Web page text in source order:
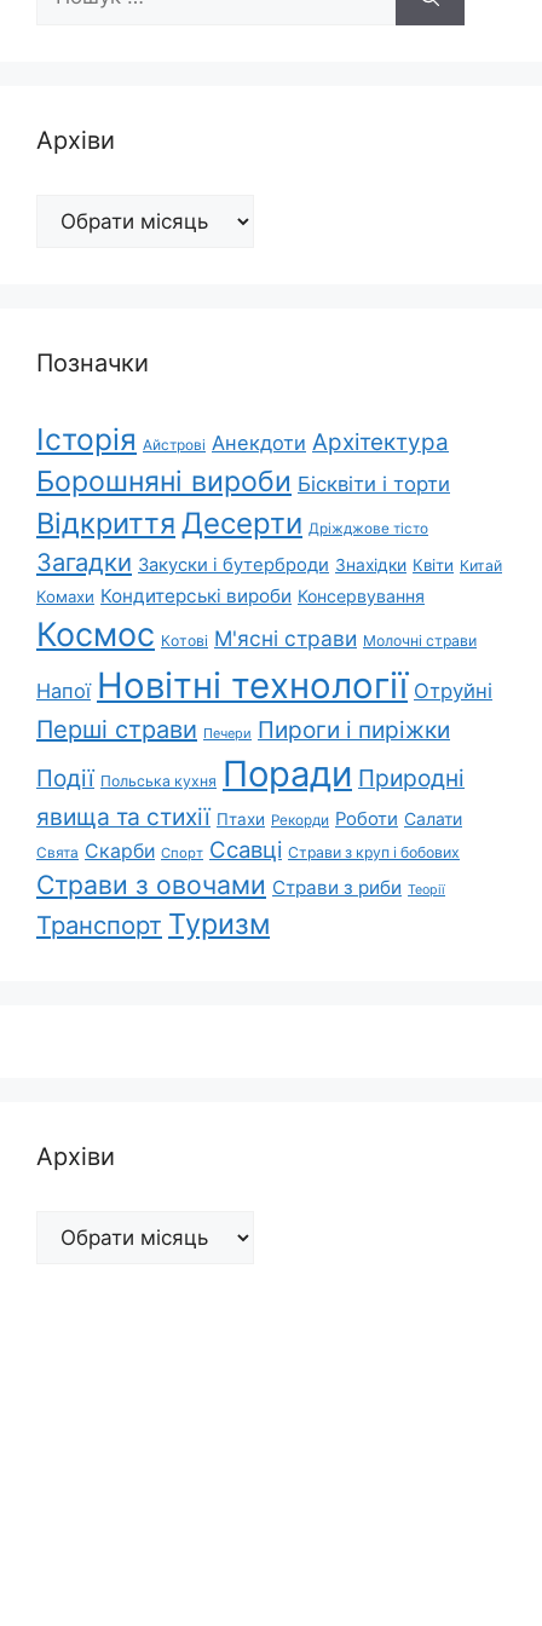
Архіви
Архіви
Позначки
Історія Айстрові Анекдоти Архітектура
Борошняні вироби Бісквіти і торти
Відкриття Десерти Дріжджове тісто
Загадки Закуски і бутерброди Знахідки Квіти Китай
Комахи Кондитерські вироби Консервування
Космос Котові М'ясні страви Молочні страви
Напої Новітні технології Отруйні
Перші страви Печери Пироги і пиріжки
Події Польська кухня Поради Природні
явища та стихії Птахи Рекорди Роботи Салати
Свята Скарби Спорт Ссавці Страви з круп і бобових
Страви з овочами Страви з риби Теорії
Транспорт Туризм
Архіви
Архіви